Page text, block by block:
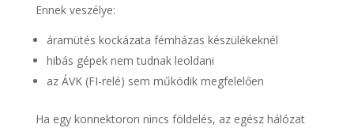
Ennek veszélye:
áramütés kockázata fémházas készülékeknél
hibás gépek nem tudnak leoldani
az ÁVK (FI-relé) sem működik megfelelően
Ha egy konnektoron nincs földelés, az egész hálózat